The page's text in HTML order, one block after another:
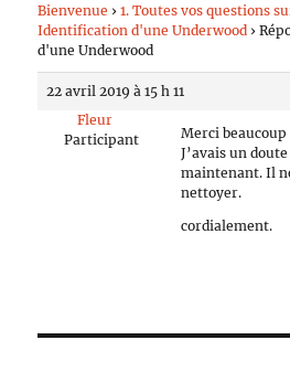
Bienvenue › 1. Toutes vos questions
Identification d'une Underwood ›
d'une Underwood
22 avril 2019 à 15 h 11
Fleur
Participant
Merci
J’avais un
maintenant. Il
nettoyer.
cordialement.